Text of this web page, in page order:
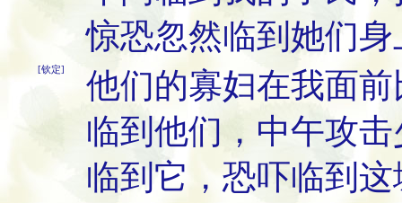
惊恐忽然临到她们身
[钦定]
他们的寡妇在我面
临到他们，中午攻
临到它，恐吓临到这